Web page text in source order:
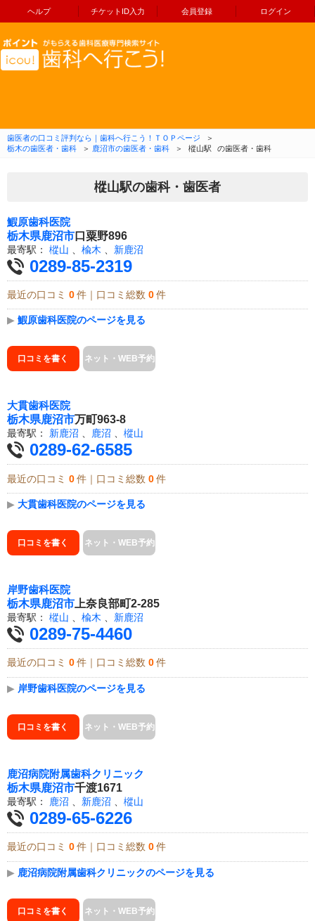
ヘルプ チケットID入力 会員登録 ログイン
コンテンツへ移動
歯医者の口コミ評判なら｜歯科へ行こう！ＴＯＰページ
＞
栃木の歯医者・歯科
＞ 鹿沼市の歯医者・歯科 ＞ 樅山駅 の歯医者・歯科
樅山駅の歯科・歯医者
鰕原歯科医院
栃木県鹿沼市口粟野896
最寄駅： 樅山 楡木 新鹿沼
0289-85-2319
最近の口コミ 0 件｜口コミ総数 0 件
▶ 鰕原歯科医院のページを見る
口コミを書く ネット・WEB予約
大貫歯科医院
栃木県鹿沼市万町963-8
最寄駅： 新鹿沼 、 鹿沼 、 樅山
0289-62-6585
最近の口コミ 0 件｜口コミ総数 0 件
▶ 大貫歯科医院のページを見る
口コミを書く ネット・WEB予約
岸野歯科医院
栃木県鹿沼市 上奈良部町2-285
最寄駅： 樅山 楡木 新鹿沼
0289-75-4460
最近の口コミ 0 件｜口コミ総数 0 件
▶ 岸野歯科医院のページを見る
口コミを書く ネット・WEB予約
鹿沼病院附属歯科クリニック
栃木県鹿沼市千渡1671
最寄駅： 鹿沼 新鹿沼 樅山
0289-65-6226
最近の口コミ 0 件｜口コミ総数 0 件
▶ 鹿沼病院附属歯科クリニックのページを見る
口コミを書く ネット・WEB予約